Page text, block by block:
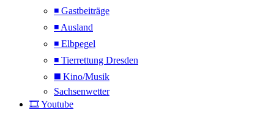
◾ Gastbeiträge
◾ Ausland
◾ Elbpegel
◾ Tierrettung Dresden
◼️ Kino/Musik
Sachsenwetter
🎞️ Youtube